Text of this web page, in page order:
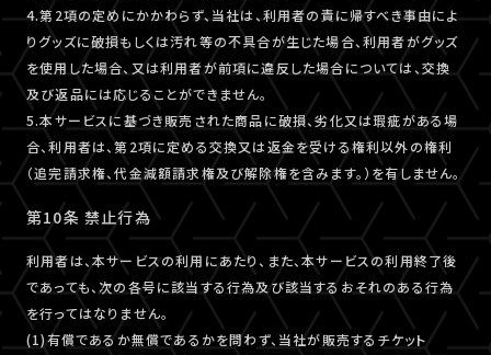
4.第2項の定めにかかわらず、当社は、利用者の責に帰すべき事由によ
りグッズに破損もしくは汚れ等の不具合が生じた場合、利用者がグッズ
を使用した場合、又は利用者が前項に違反した場合については、交換
及び返品には応じることができません。
5.本サービスに基づき販売された商品に破損、劣化又は瑕疵がある場
合、利用者は、第2項に定める交換又は返金を受ける権利以外の権利
（追完請求権、代金減額請求権及び解除権を含みます。）を有しません。
第10条 禁止行為
利用者は、本サービスの利用にあたり、また、本サービスの利用終了後
であっても、次の各号に該当する行為及び該当するおそれのある行為
を行ってはなりません。
(1)有償であるか無償であるかを問わず、当社が販売するチケット